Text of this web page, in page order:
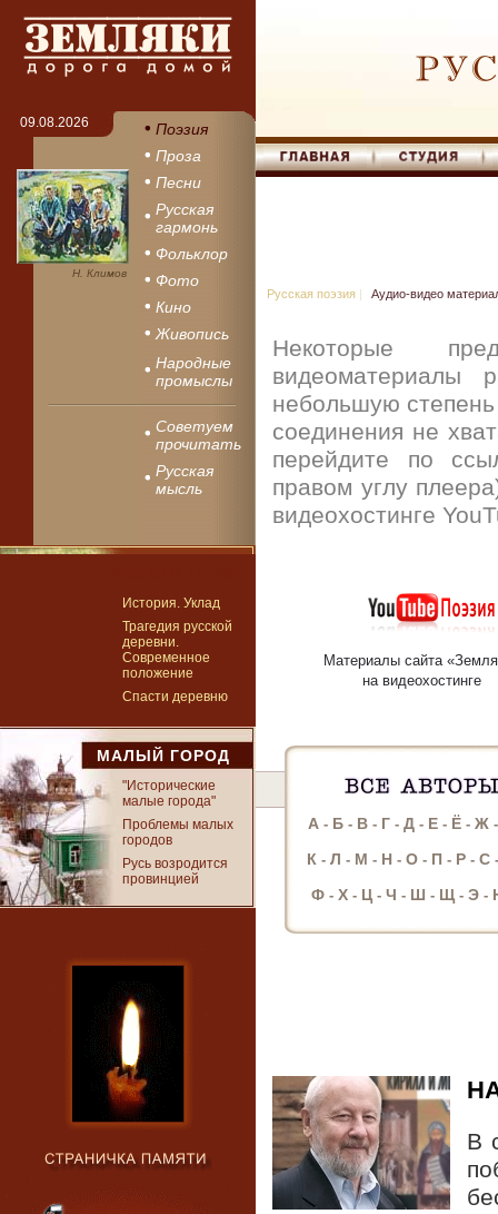
09.08.2026
Н. Климов
Поэзия
Проза
Песни
Русская
гармонь
Фольклор
Фото
Кино
Живопись
Народные
промыслы
Советуем
прочитать
Русская
мысль
История. Уклад
Трагедия русской
деревни.
Современное
положение
Спасти деревню
МАЛЫЙ ГОРОД
"Исторические
малые города"
Проблемы малых
городов
Русь возродится
провинцией
Русская поэзия | Аудио-видео
Некоторые
небольшую
соединения не
перейдите по
правом углу
видеохостинге
Материалы сайта
на видеохостинге
А - Б - В - Г - Д - Е - Ё - Ж
К -Л - М - Н -О - П - Р -С
Ф -Х - Ц -Ч - Ш - Щ-Э -
В